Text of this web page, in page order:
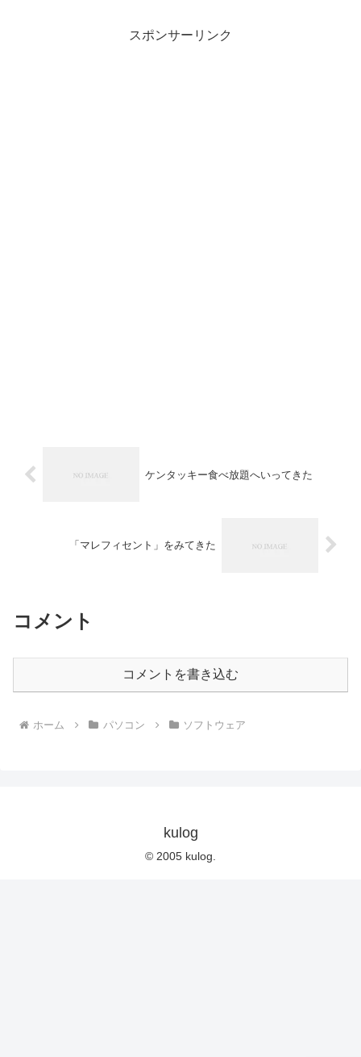
スポンサーリンク
ケンタッキー食べ放題へいってきた
「マレフィセント」をみてきた
コメント
コメントを書き込む
ホーム パソコン ソフトウェア
kulog
© 2005 kulog.